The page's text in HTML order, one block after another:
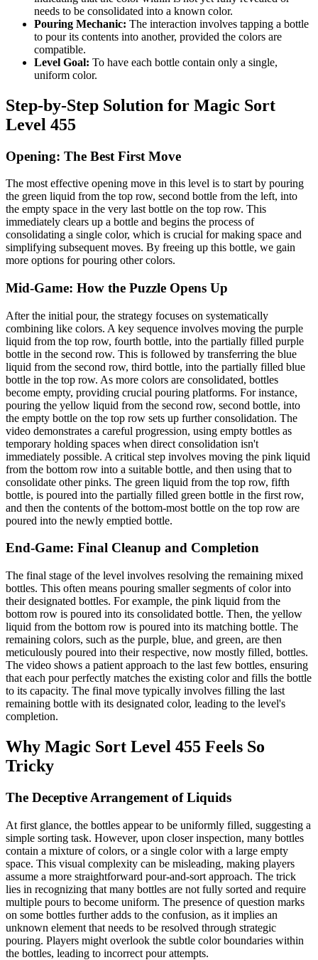
needs to be consolidated into a known color.
Pouring Mechanic: The interaction involves tapping a bottle
to pour its contents into another, provided the colors are
compatible.
Level Goal: To have each bottle contain only a single,
uniform color.
Step-by-Step Solution for Magic Sort
Level 455
Opening: The Best First Move
The most effective opening move in this level is to start by pouring
the green liquid from the top row, second bottle from the left, into
the empty space in the very last bottle on the top row. This
immediately clears up a bottle and begins the process of
consolidating a single color, which is crucial for making space and
simplifying subsequent moves. By freeing up this bottle, we gain
more options for pouring other colors.
Mid-Game: How the Puzzle Opens Up
After the initial pour, the strategy focuses on systematically
combining like colors. A key sequence involves moving the purple
liquid from the top row, fourth bottle, into the partially filled purple
bottle in the second row. This is followed by transferring the blue
liquid from the second row, third bottle, into the partially filled blue
bottle in the top row. As more colors are consolidated, bottles
become empty, providing crucial pouring platforms. For instance,
pouring the yellow liquid from the second row, second bottle, into
the empty bottle on the top row sets up further consolidation. The
video demonstrates a careful progression, using empty bottles as
temporary holding spaces when direct consolidation isn't
immediately possible. A critical step involves moving the pink liquid
from the bottom row into a suitable bottle, and then using that to
consolidate other pinks. The green liquid from the top row, fifth
bottle, is poured into the partially filled green bottle in the first row,
and then the contents of the bottom-most bottle on the top row are
poured into the newly emptied bottle.
End-Game: Final Cleanup and Completion
The final stage of the level involves resolving the remaining mixed
bottles. This often means pouring smaller segments of color into
their designated bottles. For example, the pink liquid from the
bottom row is poured into its consolidated bottle. Then, the yellow
liquid from the bottom row is poured into its matching bottle. The
remaining colors, such as the purple, blue, and green, are then
meticulously poured into their respective, now mostly filled, bottles.
The video shows a patient approach to the last few bottles, ensuring
that each pour perfectly matches the existing color and fills the bottle
to its capacity. The final move typically involves filling the last
remaining bottle with its designated color, leading to the level's
completion.
Why Magic Sort Level 455 Feels So
Tricky
The Deceptive Arrangement of Liquids
At first glance, the bottles appear to be uniformly filled, suggesting a
simple sorting task. However, upon closer inspection, many bottles
contain a mixture of colors, or a single color with a large empty
space. This visual complexity can be misleading, making players
assume a more straightforward pour-and-sort approach. The trick
lies in recognizing that many bottles are not fully sorted and require
multiple pours to become uniform. The presence of question marks
on some bottles further adds to the confusion, as it implies an
unknown element that needs to be resolved through strategic
pouring. Players might overlook the subtle color boundaries within
the bottles, leading to incorrect pour attempts.